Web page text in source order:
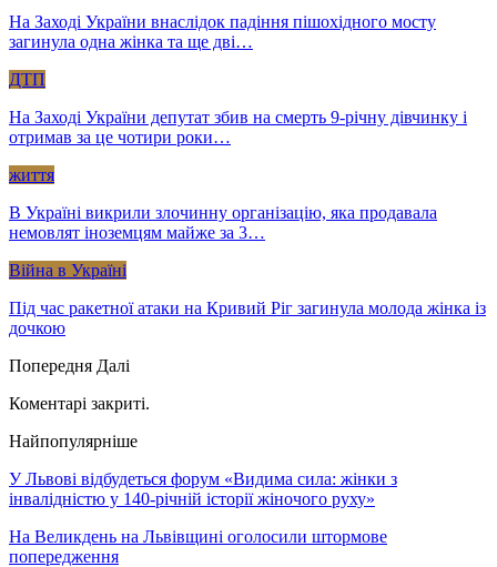
На Заході України внаслідок падіння пішохідного мосту
загинула одна жінка та ще дві…
ДТП
На Заході України депутат збив на смерть 9-річну дівчинку і
отримав за це чотири роки…
життя
В Україні викрили злочинну організацію, яка продавала
немовлят іноземцям майже за 3…
Війна в Україні
Під час ракетної атаки на Кривий Ріг загинула молода жінка із
дочкою
Попередня Далі
Коментарі закриті.
Найпопулярніше
У Львові відбудеться форум «Видима сила: жінки з
інвалідністю у 140-річній історії жіночого руху»
На Великдень на Львівщині оголосили штормове
попередження